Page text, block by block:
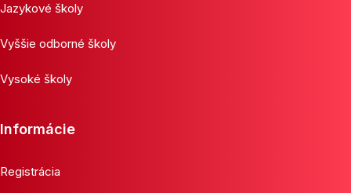
Jazykové školy
Vyššie odborné školy
Vysoké školy
Informácie
Registrácia